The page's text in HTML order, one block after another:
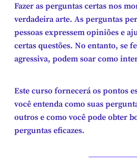
Fazer as perguntas certas nos
verdadeira arte. As perguntas
pessoas expressem opiniões e
certas questões. No entanto, se
agressiva, podem soar como
Este curso fornecerá os pontos
você entenda como suas
outros e como você pode obter
perguntas eficazes.